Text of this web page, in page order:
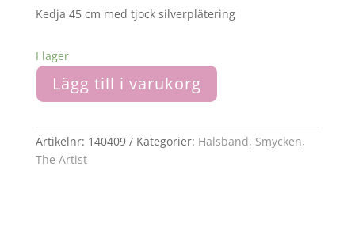
Kedja 45 cm med tjock silverplätering
I lager
Lägg till i varukorg
Artikelnr: 140409 Kategorier: Halsband, Smycken,
The Artist